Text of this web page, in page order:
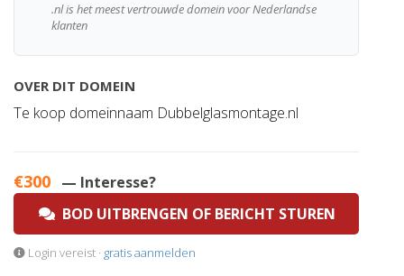
.nl is het meest vertrouwde domein voor Nederlandse
klanten
OVER DIT DOMEIN
Te koop domeinnaam Dubbelglasmontage.nl
€300 — Interesse?
BOD UITBRENGEN OF BERICHT STUREN
Login vereist · gratis aanmelden